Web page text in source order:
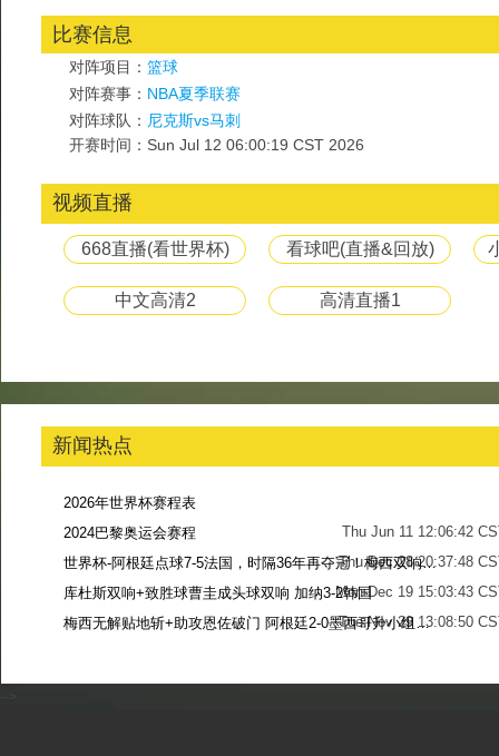
比赛信息
对阵项目： 篮球
对阵赛事： NBA夏季联赛
对阵球队： 尼克斯vs马刺
开赛时间：Sun Jul 12 06:00:19 CST 2026
视频直播
668直播(看世界杯) 看球吧(直播&回放)
中文高清2 高清直播1
新闻热点
2026年世界杯赛程表
Thu Jun 11 12:06:42
2024巴黎奥运会赛程
Thu Dec 28 20:37:48
世界杯-阿根廷点球7-5法国，时隔36年再夺冠！梅西双响姆巴佩戴帽
Mon Dec 19 15:03:43
库杜斯双响+致胜球曹圭成头球双响 加纳3-2韩国
Tue Nov 29 13:08:50
梅西无解贴地斩+助攻恩佐破门 阿根廷2-0墨西哥升小组第二